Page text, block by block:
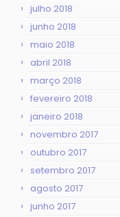
julho 2018
junho 2018
maio 2018
abril 2018
março 2018
fevereiro 2018
janeiro 2018
novembro 2017
outubro 2017
setembro 2017
agosto 2017
junho 2017